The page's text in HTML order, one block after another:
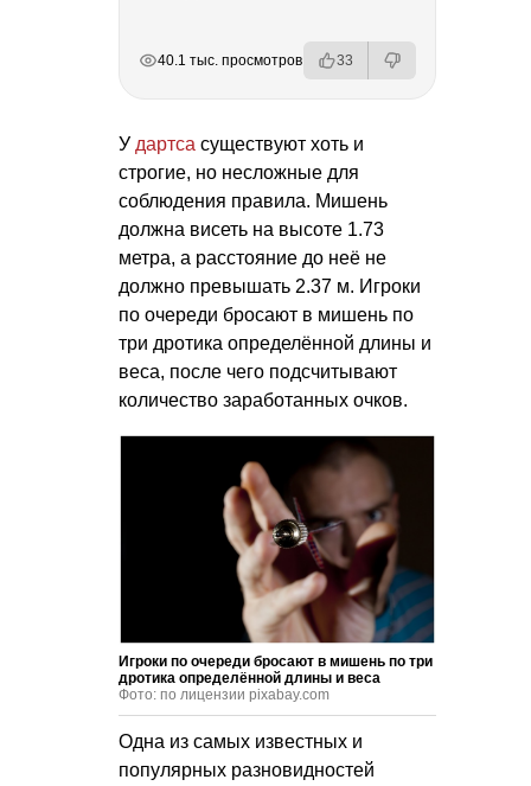
40.1 тыс. просмотров 33
У дартса существуют хоть и
строгие, но несложные для
соблюдения правила. Мишень
должна висеть на высоте 1.73
метра, а расстояние до неё не
должно превышать 2.37 м. Игроки
по очереди бросают в мишень по
три дротика определённой длины и
веса, после чего подсчитывают
количество заработанных очков.
Игроки по очереди бросают в мишень по три
дротика определённой длины и веса
Фото: по лицензии pixabay.com
Одна из самых известных и
популярных разновидностей